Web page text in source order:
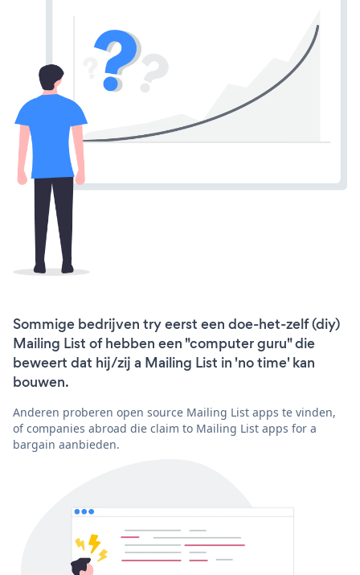
Sommige bedrijven try eerst een doe-het-zelf (diy)
Mailing List of hebben een "computer guru" die
beweert dat hij/zij a Mailing List in 'no time' kan
bouwen.
Anderen proberen open source Mailing List apps te vinden,
of companies abroad die claim to Mailing List apps for a
bargain aanbieden.